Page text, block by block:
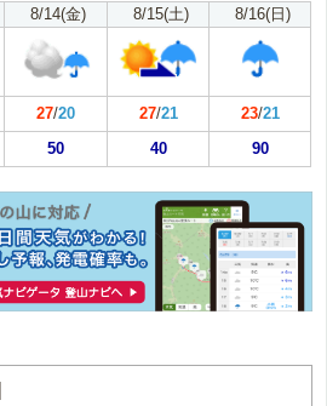
8/14(金) 8/15(土) 8/16(日)
27/20 27/21 23/21
50 40 90